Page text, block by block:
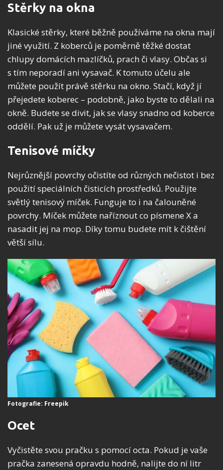
Stěrky na okna
Klasické stěrky, které běžně používáme na okna mají
jiné využití. Z koberců je poměrně těžké dostat
chlupy domácích mazlíčků, prach či vlasy. Občas si
s tím neporadí ani vysavač. K tomuto účelu ale
můžete použít právě stěrku na okno. Stačí, když jí
přejedete koberec – podobně, jako byste to dělali na
okně. Budete se divit, jak se vlasy snadno od koberce
oddělí. Pak už je můžete vysát vysavačem.
Tenisové míčky
Nejrůznější povrchy očistíte od různých nečistot i bez
použití speciálních čisticích prostředků. Použijte
světlý tenisový míček. Funguje to i na čalouněné
povrchy. Míček můžete naříznout co písmene X a
nasadit jej na mop. Díky tomu budete mít k čištění
větší sílu.
Fotografie: Freepik
Ocet
Vyčistěte svou pračku s pomocí octa. Pokud je vaše
pračka zanesená opravdu hodně, nalijte do ní litr